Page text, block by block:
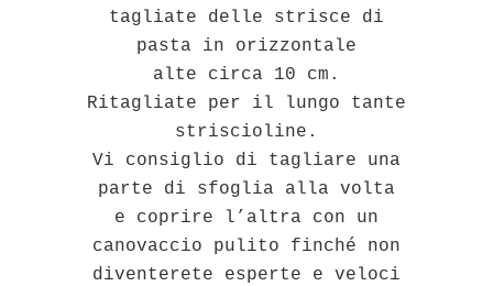
tagliate delle strisce di
pasta in orizzontale
alte circa 10 cm.
Ritagliate per il lungo tante
striscioline.
Vi consiglio di tagliare una
parte di sfoglia alla volta
e coprire l’altra con un
canovaccio pulito finché non
diventerete esperte e veloci